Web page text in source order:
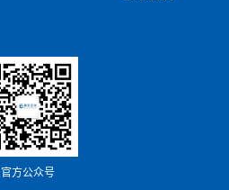
官方公众号